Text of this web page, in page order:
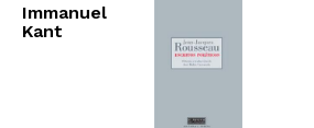
Immanuel
Kant